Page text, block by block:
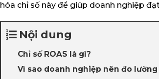
hóa chỉ số này để giúp doanh nghiệp
Nội dung
Chỉ số ROAS là gì?
Vì sao doanh nghiệp nên đo lường